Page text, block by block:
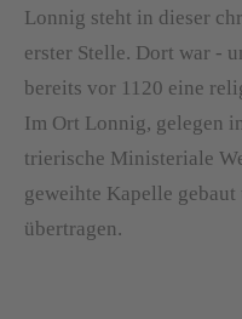
Lonnig steht in dieser
erster Stelle. Dort war -
bereits vor 1120 eine
Im Ort Lonnig, gelegen
trierische Ministeriale
geweihte Kapelle
übertragen.